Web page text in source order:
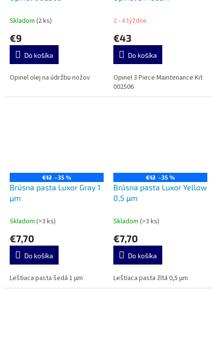
Skladom (2 ks)
€9
Do košíka
Opinel olej na údržbu nožov
2 - 4 týždne
€43
Do košíka
Opinel 3 Piece Maintenance Kit
002506
€12 –35 %
Brúsna pasta Luxor Gray 1
µm
Skladom (>3 ks)
€7,70
Do košíka
Leštiaca pasta šedá 1 µm
€12 –35 %
Brúsna pasta Luxor Yellow
0,5 µm
Skladom (>3 ks)
€7,70
Do košíka
Leštiaca pasta žltá 0,5 µm